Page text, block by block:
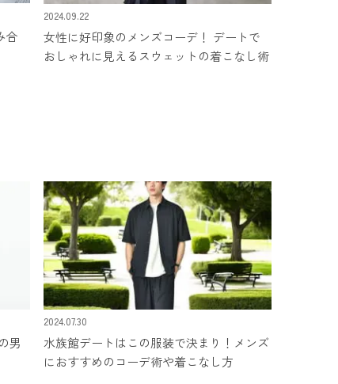
合
2024.09.22
女性に好印象のメンズコーデ！ デートで
おしゃれに見えるスウェットの着こなし術
男
2024.07.30
水族館デートはこの服装で決まり！メンズ
におすすめのコーデ術や着こなし方